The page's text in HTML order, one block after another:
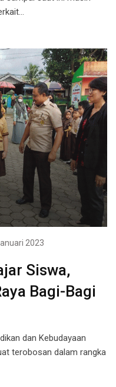
2023
Siswa,
Bagi-Bagi
dan Kebudayaan
terobosan dalam rangka